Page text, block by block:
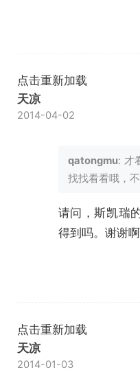
点击重新加载
天凉
2014-04-02
qatongmu: 才
找找看看哦，
请问，斯凯瑞
得到吗。谢谢
点击重新加载
天凉
2014-01-03